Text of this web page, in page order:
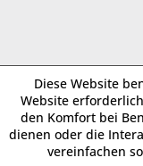
Diese Website
Website
den Komfort bei
dienen oder die
vereinfachen